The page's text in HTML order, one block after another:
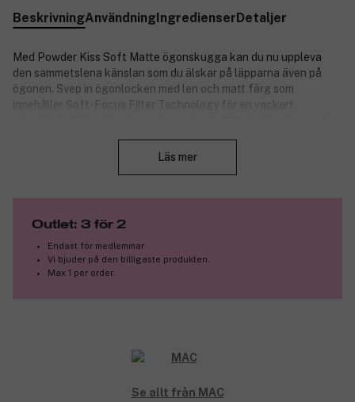
BeskrivningAnvändningIngredienserDetaljer
Med Powder Kiss Soft Matte ögonskugga kan du nu uppleva
den sammetslena känslan som du älskar på läpparna även på
ögonen. Svep in ögonlocken med len och matt färg som
innehåller Soft-Focus Filter Technology för en vackert
Cream Matrix-formel som ger en otroligt krämig och mjuk
Läs mer
Outlet: 3 för 2
Endast för medlemmar
Vi bjuder på den billigaste produkten.
Max 1 per order.
Se allt från MAC